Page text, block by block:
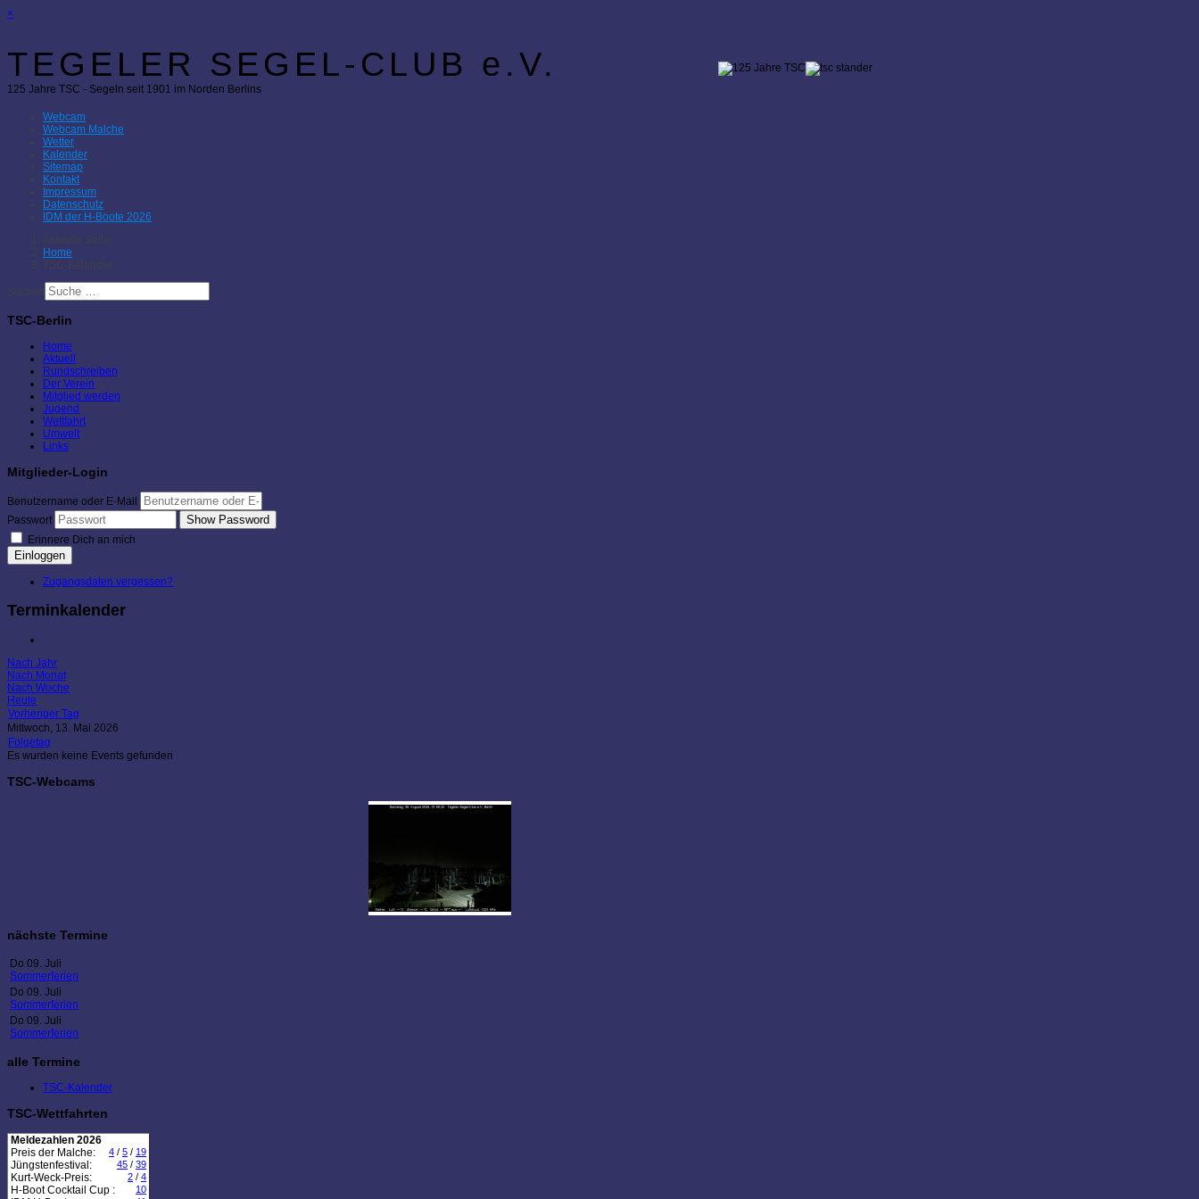
×
TEGELER SEGEL-CLUB e.V.
125 Jahre TSC - Segeln seit 1901 im Norden Berlins
Webcam
Webcam Malche
Wetter
Kalender
Sitemap
Kontakt
Impressum
Datenschutz
IDM der H-Boote 2026
Aktuelle Seite:
Home
TSC-Kalender
Suchen
TSC-Berlin
Home
Aktuell
Rundschreiben
Der Verein
Mitglied werden
Jugend
Wettfahrt
Umwelt
Links
Mitglieder-Login
Benutzername oder E-Mail
Passwort
Show Password
Erinnere Dich an mich
Einloggen
Zugangsdaten vergessen?
Terminkalender
Nach Jahr
Nach Monat
Nach Woche
Heute
Vorheriger Tag
Mittwoch, 13. Mai 2026
Folgetag
Es wurden keine Events gefunden
TSC-Webcams
nächste Termine
Do 09. Juli
Sommerferien
Do 09. Juli
Sommerferien
Do 09. Juli
Sommerferien
alle Termine
TSC-Kalender
TSC-Wettfahrten
Meldezahlen 2026
Preis der Malche:
4 / 5 / 19
Jüngstenfestival: 45 / 39
Kurt-Weck-Preis: 2 / 4
H-Boot Cocktail Cup : 10